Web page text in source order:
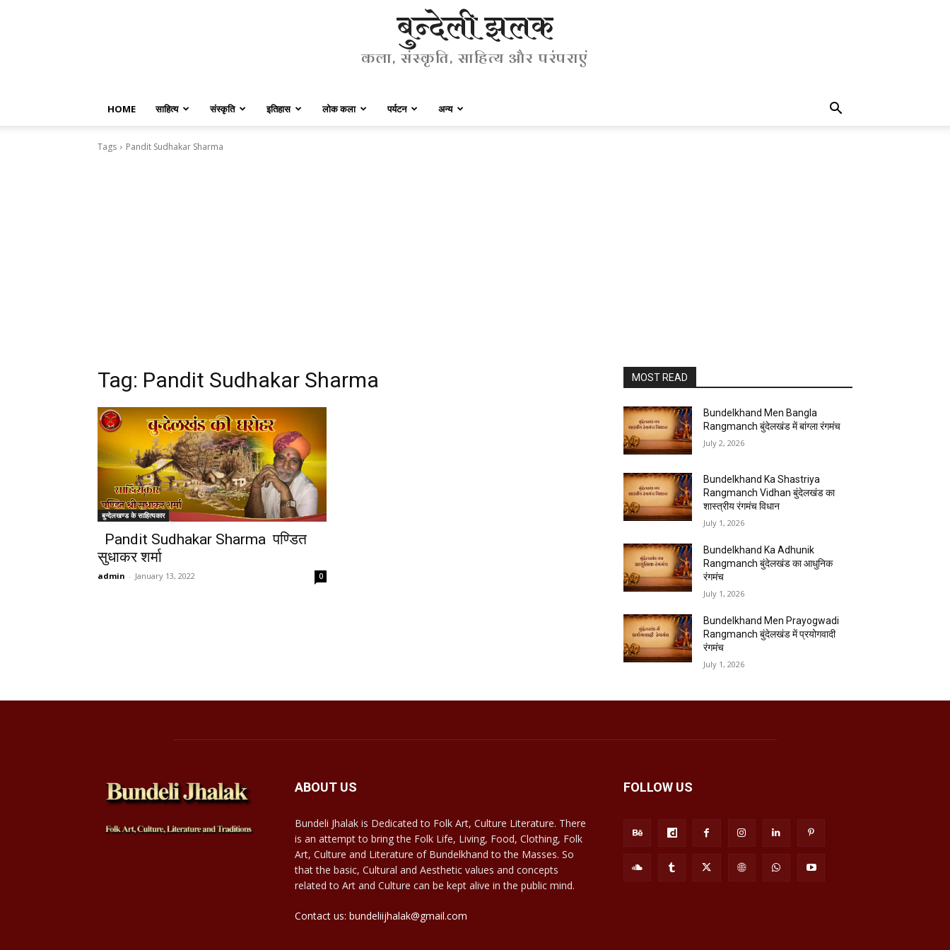
बुन्देली झलक
कला, संस्कृति, साहित्य और परंपराएं
HOME साहित्य संस्कृति इतिहास लोक कला पर्यटन अन्य
Tags Pandit Sudhakar Sharma
Tag: Pandit Sudhakar Sharma
बुन्देलखण्ड के साहित्यकार
Pandit Sudhakar Sharma पण्डित
सुधाकर शर्मा
admin - January 13, 2022 0
MOST READ
Bundelkhand Men Bangla
Rangmanch बुंदेलखंड में बांग्ला रंगमंच
July 2, 2026
Bundelkhand Ka Shastriya
Rangmanch Vidhan बुंदेलखंड का
शास्त्रीय रंगमंच विधान
July 1, 2026
Bundelkhand Ka Adhunik
Rangmanch बुंदेलखंड का आधुनिक
रंगमंच
July 1, 2026
Bundelkhand Men Prayogwadi
Rangmanch बुंदेलखंड में प्रयोगवादी
रंगमंच
July 1, 2026
ABOUT US
Bundeli Jhalak is Dedicated to Folk Art, Culture Literature. There
is an attempt to bring the Folk Life, Living, Food, Clothing, Folk
Art, Culture and Literature of Bundelkhand to the Masses. So
that the basic, Cultural and Aesthetic values and concepts
related to Art and Culture can be kept alive in the public mind.
Contact us: bundeliijhalak@gmail.com
FOLLOW US